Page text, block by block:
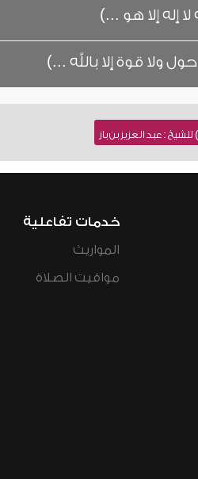
إلا هو ...)
ولا قوة إلا بالله ...)
خدمات تفاعلية
المواريث
مواقيت الصلاة